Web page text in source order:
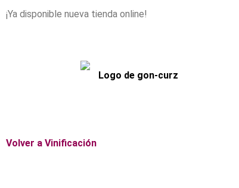
¡Ya disponible nueva tienda online!
Volver a Vinificación